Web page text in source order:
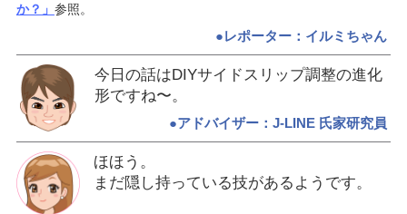
か？」 参照。
●レポーター：イルミちゃん
今日の話はDIYサイドスリップ調整の進化
形ですね〜。
●アドバイザー：J-LINE 氏家研究員
ほほう。
まだ隠し持っている技があるようです。